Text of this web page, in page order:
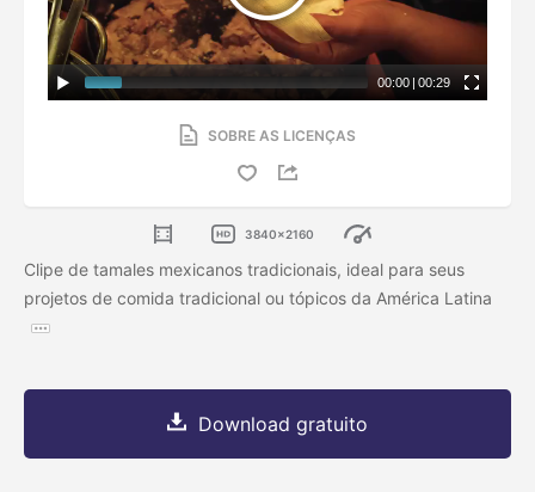
00:00 | 00:29
SOBRE AS LICENÇAS
3840x2160
Clipe de tamales mexicanos tradicionais, ideal para seus
projetos de comida tradicional ou tópicos da América Latina
Download gratuito